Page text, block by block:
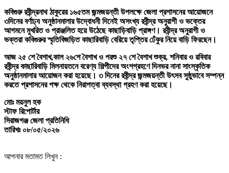
কবিগুরু রবীন্দ্রনাথ ঠাকুরের ১৬৫তম জন্মজয়ন্তী উপলক্ষে জেলা প্রশাসনের আয়োজনে
৩দিনের বর্ণাঢ্য অনুষ্ঠানমালার উদ্বোধনী দিনেই অসংখ্য রবীন্দ্র অনুরাগী ও ভক্তের
আগমনে মুখরিত ও প্রাঞ্জলিত হয়ে উঠেছে কাছাড়িবাড়ি প্রাঙ্গণ। রবীন্দ্র অনুরাগী ও
ভক্তরা কবিগুরুর স্মৃতিবিজড়িত কাছারিবাড়ি বেরিয়ে তৃপ্তির ঢেঁকুর নিয়ে বাড়ি ফিরছেন।
আজ ২৫ শে বৈশাখ,কাল ২৬শে বৈশাখ ও পরশু ২৭ শে বৈশাখ শুক্র, শনিবার ও রবিবার
রবীন্দ্র কাছারিবাড়ি মিলনায়তনে বরেণ্য শিল্পীদের অংশগ্রহণে দিনভর নানা সাংস্কৃতিক
অনুষ্ঠানমালার আয়োজন করা হয়েছে। ৩ দিনের রবীন্দ্র জন্মজয়ন্তী উৎসব সুষ্ঠুভাবে সম্পন্ন
করতে প্রশাসনের পক্ষ থেকে নিরাপত্বা ব্যবস্থা গ্রহণ করা হয়েছে।
মোঃ ময়নুল হক
স্টাফ রিপোর্টার
সিরাজগঞ্জ জেলা প্রতিনিধি
তারিখঃ ০৮/০৫/২০২৬
আপনার মতামত লিখুন :